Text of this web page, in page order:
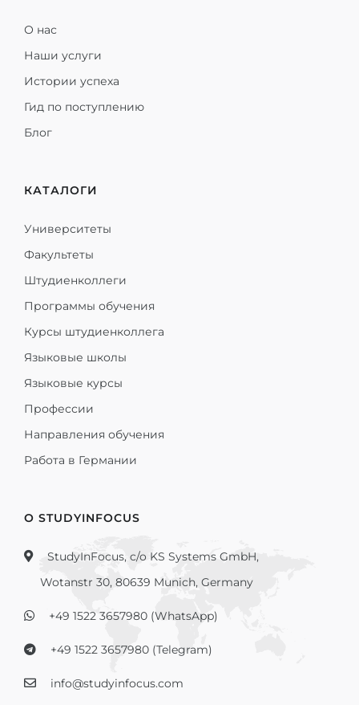
О нас
Наши услуги
Истории успеха
Гид по поступлению
Блог
КАТАЛОГИ
Университеты
Факультеты
Штудиенколлеги
Программы обучения
Курсы штудиенколлега
Языковые школы
Языковые курсы
Профессии
Направления обучения
Работа в Германии
О STUDYINFOCUS
StudyInFocus, c/o KS Systems GmbH,
Wotanstr 30, 80639 Munich, Germany
+49 1522 3657980 (WhatsApp)
+49 1522 3657980 (Telegram)
info@studyinfocus.com